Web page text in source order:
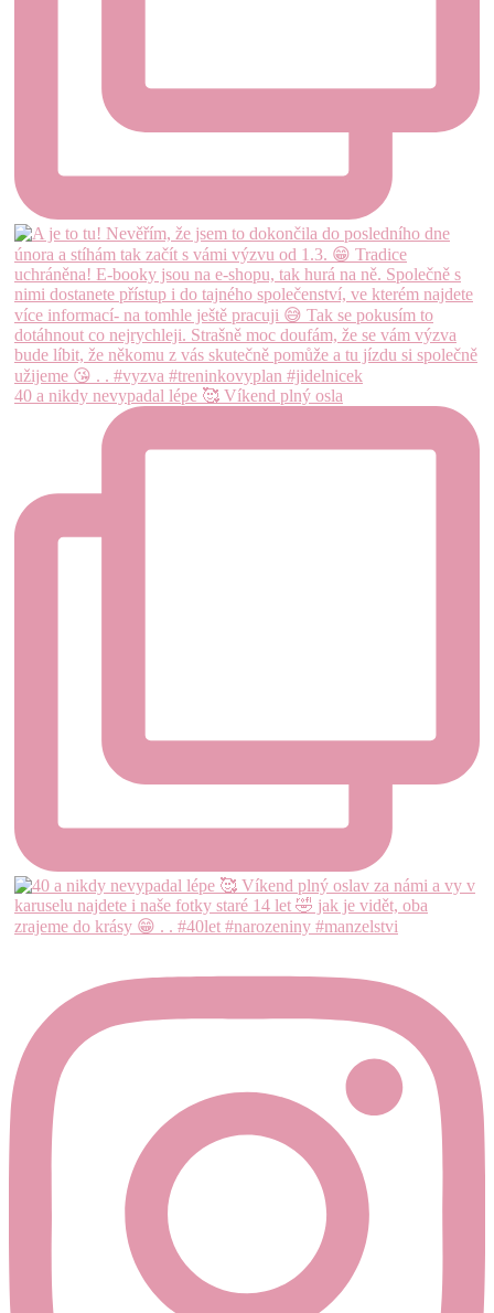
40 a nikdy nevypadal lépe 🥰 Víkend plný osla